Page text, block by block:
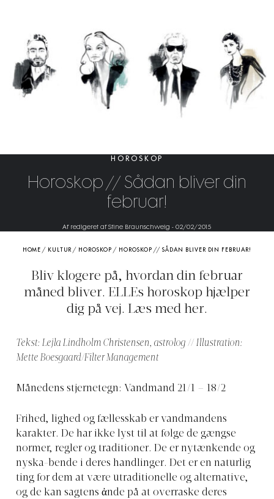
HOROSKOP
Horoskop // Sådan bliver din
februar!
Af redigeret af Stine Braunschweig - 02/02/2015
HOME / KULTUR / HOROSKOP / HOROSKOP // SÅDAN BLIVER DIN FEBRUAR!
Bliv klogere på, hvordan din februar
måned bliver. ELLEs horoskop hjælper
dig på vej. Læs med her.
Tekst: Lejla Lindholm Christensen, astrolog // Illustration:
Mette Boesgaard/Filter Management
Månedens stjernetegn: Vandmand 21/1 – 18/2
Frihed, lighed og fællesskab er vandmandens
karakter. De har ikke lyst til at følge de gængse
normer, regler og traditioner. De er nytænkende og
nyska-bende i deres handlinger. Det er en naturlig
ting for dem at være utraditionelle og alternative,
og de kan sagtens ἀnde på at overraske deres